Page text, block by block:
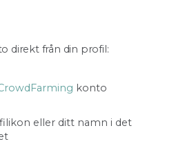
direkt från din profil:
konto
eller ditt namn i det